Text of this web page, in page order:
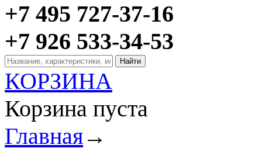
+7 495 727-37-16
+7 926 533-34-53
КОРЗИНА
Корзина пуста
Главная→